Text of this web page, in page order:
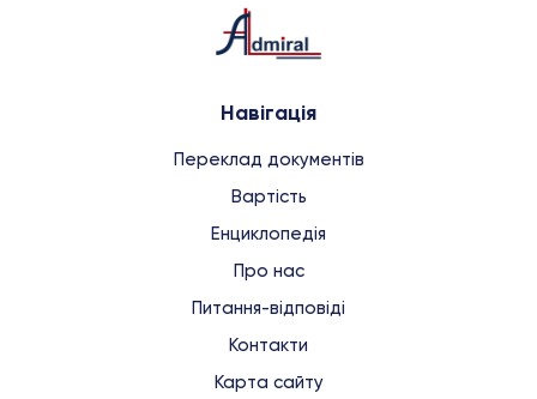
Навігація
Переклад документів
Вартість
Енциклопедія
Про нас
Питання-відповіді
Контакти
Карта сайту